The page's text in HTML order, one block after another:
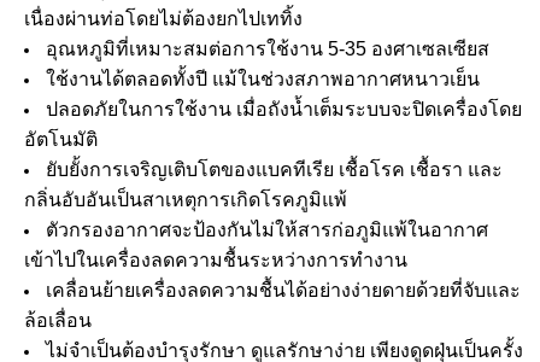
เนื่องผ่านท่อโดยไม่ต้องยกไปเททิ้ง
อุณหภูมิที่เหมาะสมต่อการใช้งาน 5-35 องศาเซลเซียส
ใช้งานได้ตลอดทั้งปี แม้ในช่วงสภาพอากาศหนาวเย็น
ปลอดภัยในการใช้งาน เมื่อถังน้ำเต็มระบบจะปิดเครื่องโดย
อัตโนมัติ
ยับยั้งการเจริญเติบโตของแบคทีเรีย เชื้อโรค เชื้อรา และ
กลิ่นอับอันเป็นสาเหตุการเกิดโรคภูมิแพ้
ตัวกรองอากาศจะป้องกันไม่ให้สารก่อภูมิแพ้ในอากาศ
เข้าไปในเครื่องลดความชื้นระหว่างการทำงาน
เคลื่อนย้ายเครื่องลดความชื้นได้อย่างง่ายดายด้วยที่จับและ
ล้อเลื่อน
ไม่จำเป็นต้องบำรุงรักษา ดูแลรักษาง่าย เพียงดูดฝุ่นเป็นครั้ง